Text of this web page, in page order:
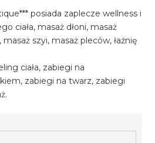
posiada zaplecze wellness i
ciała, masaż dłoni, masaż
szyi, masaż pleców, łaźnię
ciała, zabiegi na
zabiegi na twarz, zabiegi